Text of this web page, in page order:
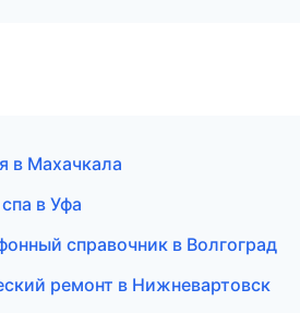
в Махачкала
в Уфа
справочник в Волгоград
ремонт в Нижневартовск